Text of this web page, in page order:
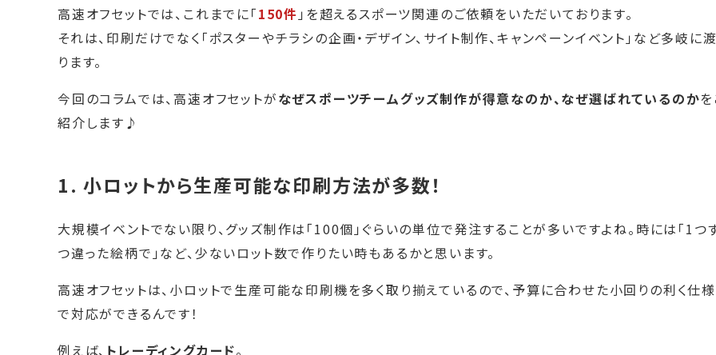
高速オフセットでは、これまでに「150件 」を超えるスポーツ関連のご依頼をいただいております。
それは、印刷だけでなく「ポスターやチラシの企画・デザイン、サイト制作、キャンペーンイベント」など多岐に渡
ります。
今回のコラムでは、高速オフセットがなぜスポーツチームグッズ制作が得意なのか、なぜ選ばれているのか
紹介します♪
1. 小ロットから生産可能な印刷方法が多数！
大規模イベントでない限り、グッズ制作は「100個」ぐらいの単位で発注することが多いですよね。時には「1つ
つ違った絵柄で」など、少ないロット数で作りたい時もあるかと思います。
高速オフセットは、小ロットで生産可能な印刷機を多く取り揃えているので、予算に合わせた小回りの利く仕様
で対応ができるんです！
例えば、 トレーディングカード。